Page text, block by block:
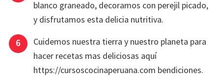
blanco graneado, decoramos con perejil picado,
y disfrutamos esta delicia nutritiva.
Cuidemos nuestra tierra y nuestro planeta para
hacer recetas mas deliciosas aquí
https://cursoscocinaperuana.com bendiciones.